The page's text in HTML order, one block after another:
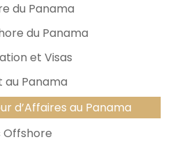
du Panama
du Panama
et Visas
Panama
d’Affaires au Panama
Offshore